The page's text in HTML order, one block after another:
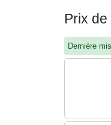
Prix
Dernière